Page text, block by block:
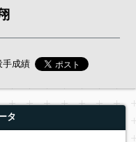
手成績
タ